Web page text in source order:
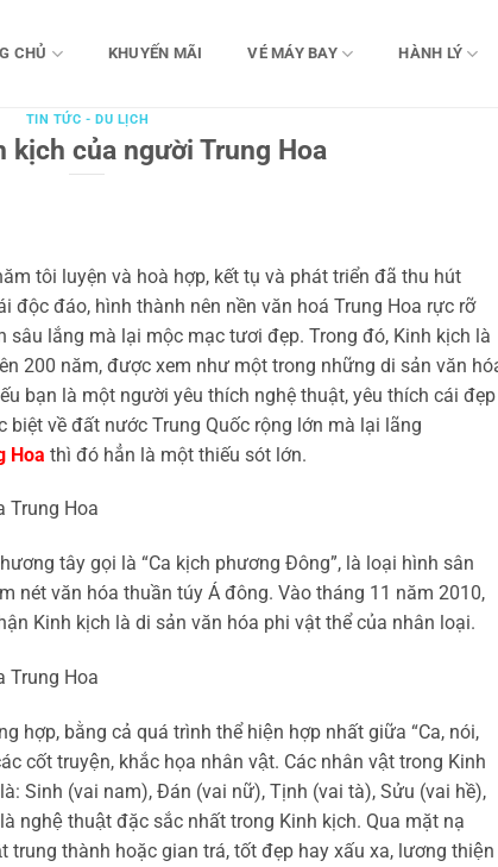
CHỦ KHUYẾN MÃI VÉ MÁY BAY HÀNH LÝ
TIN TỨC - DU LỊCH
kịch của người Trung Hoa
tôi luyện và hoà hợp, kết tụ và phát triển đã thu hút
đáo, hình thành nên nền văn hoá Trung Hoa rực rỡ
sâu lắng mà lại mộc mạc tươi đẹp. Trong đó, Kinh kịch là
200 năm, được xem như một trong những di sản văn
bạn là một người yêu thích nghệ thuật, yêu thích cái đẹp
về đất nước Trung Quốc rộng lớn mà lại lãng
Hoa thì đó hẳn là một thiếu sót lớn.
tây gọi là “Ca kịch phương Đông”, là loại hình sân
nét văn hóa thuần túy Á đông. Vào tháng 11 năm 2010,
Kinh kịch là di sản văn hóa phi vật thể của nhân loại.
hợp, bằng cả quá trình thể hiện hợp nhất giữa “Ca, nói,
cốt truyện, khắc họa nhân vật. Các nhân vật trong Kinh
Sinh (vai nam), Đán (vai nữ), Tịnh (vai tà), Sửu (vai hề),
nghệ thuật đặc sắc nhất trong Kinh kịch. Qua mặt nạ
trung thành hoặc gian trá, tốt đẹp hay xấu xa, lương thiện